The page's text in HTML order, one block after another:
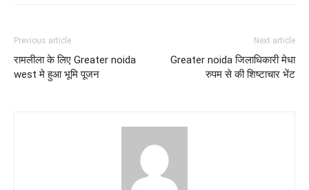
Previous article
रामलीला के लिए Greater noida
west मे हुआ भूमि पूजन
Next article
Greater noida जिलाधिकारी मेधा
रुपम से की शिष्टाचार भेंट